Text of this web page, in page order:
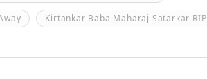
Kirtankar Baba Maharaj Satarkar RIP